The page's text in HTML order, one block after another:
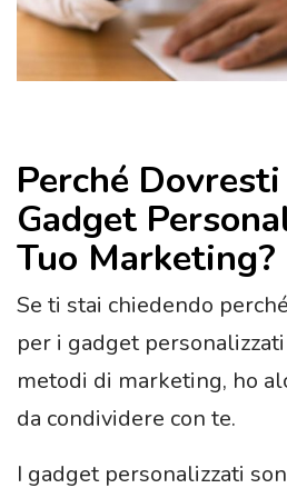
Perché
Gadget
Tuo Marketing?
Se ti stai chiedendo
per i gadget
metodi di marketing, ho
da condividere con te.
I gadget personalizzati